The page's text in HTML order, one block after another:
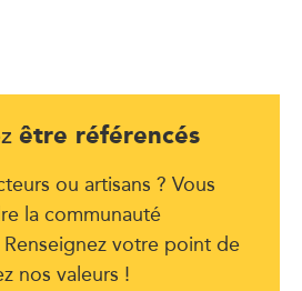
être référencés
ou artisans ? Vous
la communauté
votre point de
nos valeurs !